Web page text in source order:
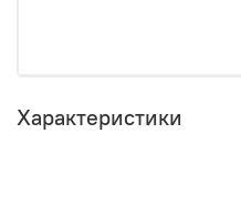
Характеристики